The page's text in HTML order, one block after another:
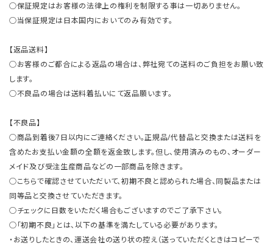
○保証規定はお客様の法律上の権利を制限する事は一切ありません。
○当保証規定は日本国内においてのみ有効です。
【返品送料】
○お客様のご都合による返品の場合は、弊社宛ての送料のご負担をお願い致
します。
○不良品の場合は送料着払いにて返品願います。
【不良品】
○商品到着後7日以内にご連絡ください。正規品/代替品と交換または送料を
含めたお支払い金額の全額を返金致します。但し、使用済みのもの、オーダー
メイド及び受注生産商品などの一部商品を除きます。
○こちらで確認させていただいて、初期不良と認められた場合、同製品または
同等品と交換させていただきます。
○チェックに日数をいただく場合もございますのでご了承下さい。
○「初期不良」とは、以下の基準を満たしている必要があります。
・お送りしたときの、運送会社の送り状の控え（送っていただくときはコピーで